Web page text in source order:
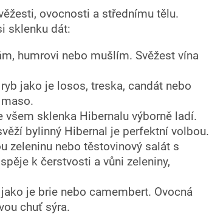
ovocnosti a střednímu tělu.
sklenku dát:
humrovi nebo mušlím. Svěžest vína
jako je losos, treska, candát nebo
sklenka Hibernalu výborně ladí.
bylinný Hibernal je perfektní volbou.
zeleninu nebo těstovinový salát s
k čerstvosti a vůni zeleniny,
je brie nebo camembert. Ovocná
chuť sýra.